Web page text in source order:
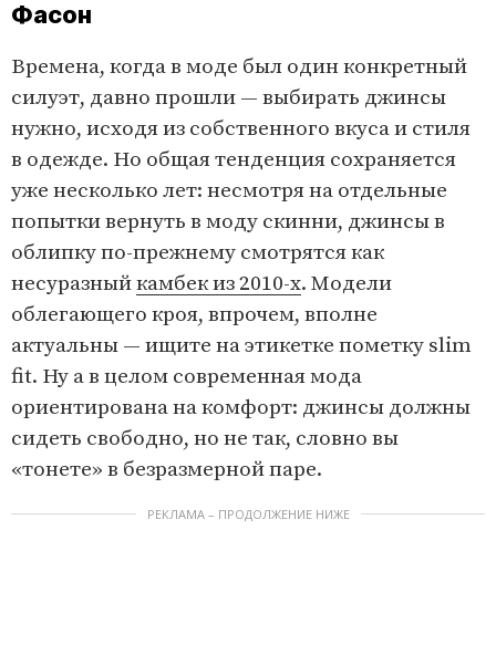
Фасон
Времена, когда в моде был один конкретный
силуэт, давно прошли — выбирать джинсы
нужно, исходя из собственного вкуса и стиля
в одежде. Но общая тенденция сохраняется
уже несколько лет: несмотря на отдельные
попытки вернуть в моду скинни, джинсы в
облипку по-прежнему смотрятся как
несуразныйкамбек из 2010-х. Модели
облегающего кроя, впрочем, вполне
актуальны — ищите на этикетке пометку slim
fit. Ну а в целом современная мода
ориентирована на комфорт: джинсы должны
сидеть свободно, но не так, словно вы
«тонете» в безразмерной паре.
РЕКЛАМА – ПРОДОЛЖЕНИЕ НИЖЕ